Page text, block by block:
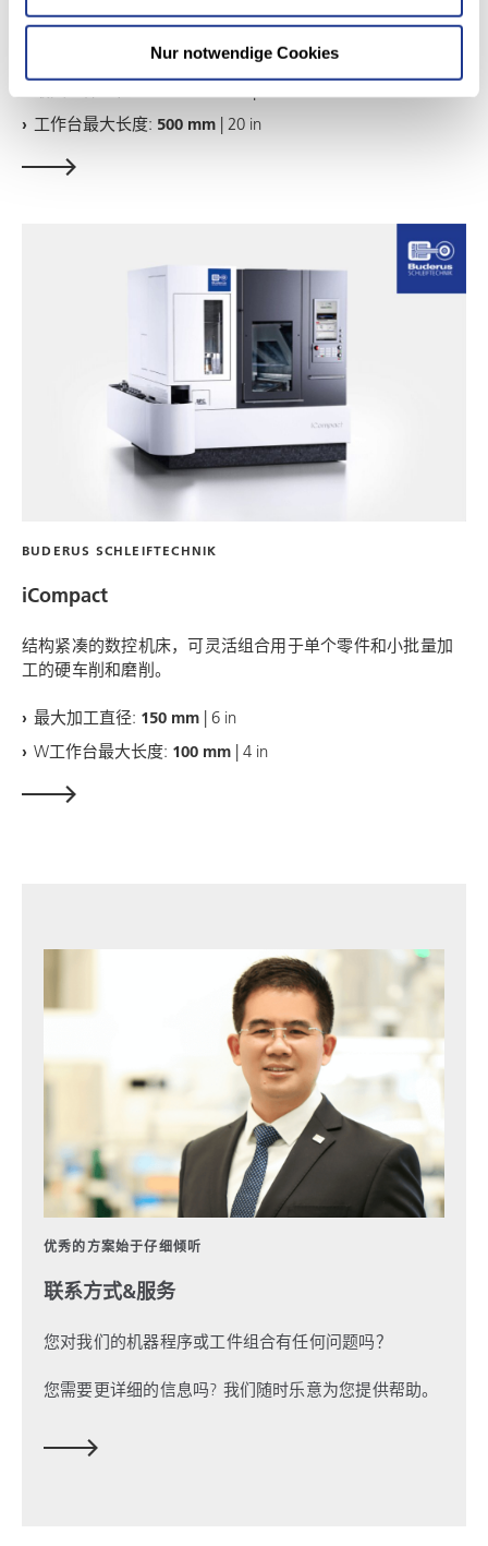
Nur notwendige Cookies
立式硬工件加工中心，一次装夹即可完成中型到超大型工件
工作台最大长度: 500 mm | 20 in
BUDERUS SCHLEIFTECHNIK
iCompact
结构紧凑的数控机床，可灵活组合用于单个零件和小批量加
工的硬车削和磨削。
最大加工直径: 150 mm | 6 in
W工作台最大长度: 100 mm | 4 in
优秀的方案始于仔细倾听
联系方式&服务
您对我们的机器程序或工件组合有任何问题吗？
您需要更详细的信息吗? 我们随时乐意为您提供帮助。